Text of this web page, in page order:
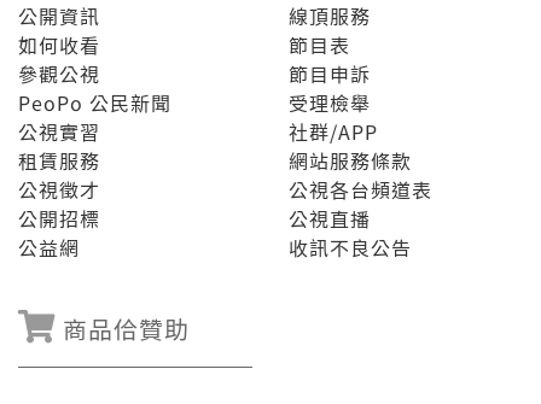
公開資訊
如何收看
參觀公視
PeoPo 公民新聞
公視實習
租賃服務
公視徵才
公開招標
公益網
線頂服務
節目表
節目申訴
受理檢舉
社群/APP
網站服務條款
公視各台頻道表
公視直播
收訊不良公告
商品佮贊助